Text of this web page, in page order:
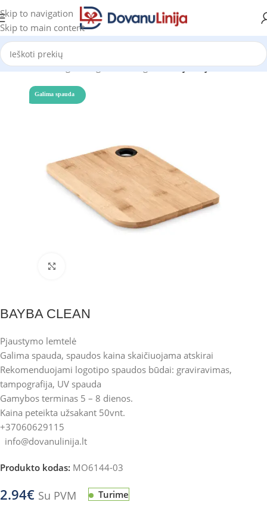
Skip to navigation
Skip to main content
Pradžia Katalogas Mėgstantiems gaminti Pjaustymo lentelės
Galima spauda
BAYBA CLEAN
Pjaustymo lemtelė
Galima spauda, spaudos kaina skaičiuojama atskirai
Rekomenduojami logotipo spaudos būdai: graviravimas,
tampografija, UV spauda
Gamybos terminas 5 – 8 dienos.
Kaina peteikta užsakant 50vnt.
+37060629115
info@dovanulinija.lt
Produkto kodas: MO6144-03
2.94€ Su PVM Turime